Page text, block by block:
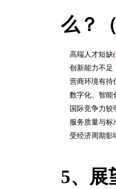
么？
高端人才短缺(
创新能力不足
营商环境有待
数字化、智能
国际竞争力较
服务质量与
受经济周期影
5、 展